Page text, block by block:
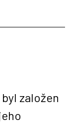
založen